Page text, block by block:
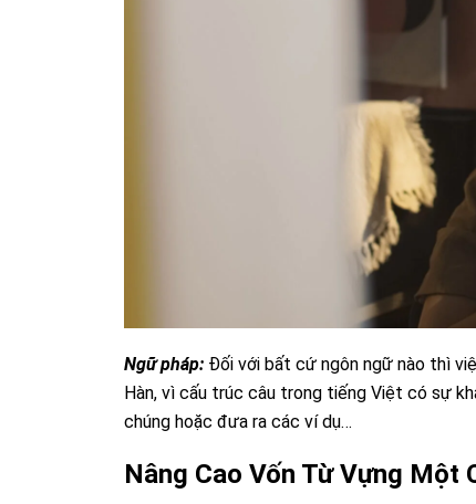
Ngữ pháp: Đối với bất cứ ngôn ngữ nào thì
Hàn, vì cấu trúc câu trong tiếng Việt có sự
chúng hoặc đưa ra các ví dụ…
Nâng Cao Vốn Từ Vựng Một